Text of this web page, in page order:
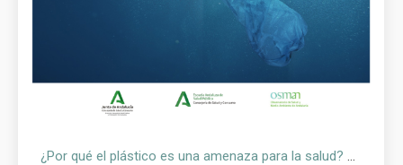
¿Por qué el plástico es una amenaza para la salud? – Guía para la Ciudadanía